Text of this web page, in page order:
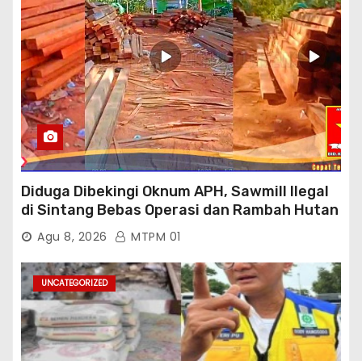
Diduga Dibekingi Oknum APH, Sawmill Ilegal
di Sintang Bebas Operasi dan Rambah Hutan
Lindung
Agu 8, 2026 MTPM 01
UNCATEGORIZED